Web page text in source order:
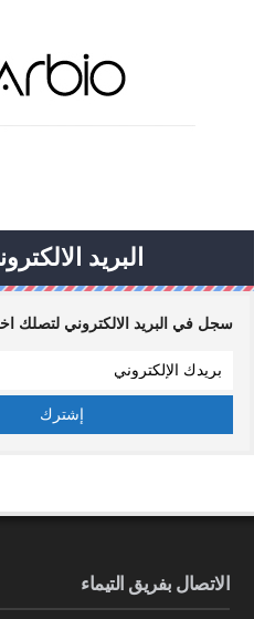
البريد
سجل في البريد الالكتروني لتصلك اخر
الاتصال بفريق التيماء